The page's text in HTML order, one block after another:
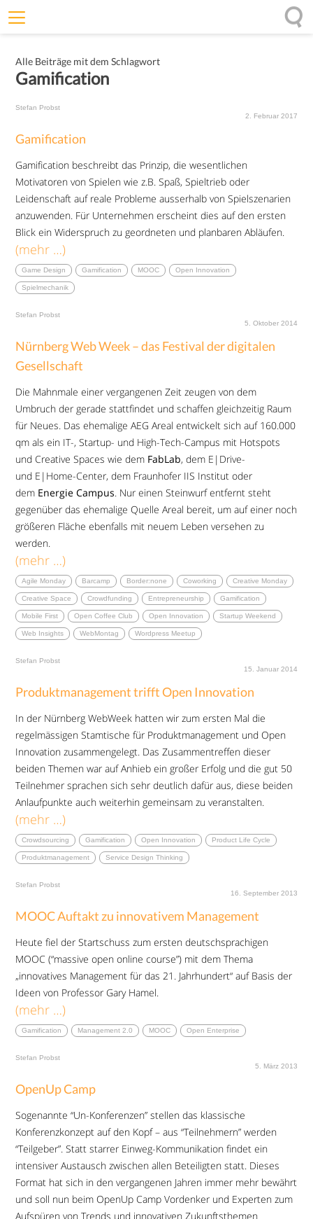
Offenheit
Impulse
Alle Beiträge mit dem Schlagwort
Gamification
Stefan Probst
2. Februar 2017
Gamification
Gamification beschreibt das Prinzip, die wesentlichen
Motivatoren von Spielen wie z.B. Spaß, Spieltrieb oder
Leidenschaft auf reale Probleme ausserhalb von Spielszenarien
anzuwenden. Für Unternehmen erscheint dies auf den ersten
Blick ein Widerspruch zu geordneten und planbaren Abläufen.
(mehr …)
Game Design Gamification MOOC Open Innovation
Spielmechanik
Stefan Probst
5. Oktober 2014
Nürnberg Web Week – das Festival der digitalen
Gesellschaft
Die Mahnmale einer vergangenen Zeit zeugen von dem
Umbruch der gerade stattfindet und schaffen gleichzeitig Raum
für Neues. Das ehemalige AEG Areal entwickelt sich auf 160.000
qm als ein IT-, Startup- und High-Tech-Campus mit Hotspots
und Creative Spaces wie dem FabLab, dem E|Drive-
und E|Home-Center, dem Fraunhofer IIS Institut oder
dem Energie Campus. Nur einen Steinwurf entfernt steht
gegenüber das ehemalige Quelle Areal bereit, um auf einer noch
größeren Fläche ebenfalls mit neuem Leben versehen zu
werden.
(mehr …)
Agile Monday Barcamp Border:none Coworking Creative Monday
Creative Space Crowdfunding Entrepreneurship Gamification
Mobile First Open Coffee Club Open Innovation Startup Weekend
Web Insights WebMontag Wordpress Meetup
Stefan Probst
15. Januar 2014
Produktmanagement trifft Open Innovation
In der Nürnberg WebWeek hatten wir zum ersten Mal die
regelmässigen Stamtische für Produktmanagement und Open
Innovation zusammengelegt. Das Zusammentreffen dieser
beiden Themen war auf Anhieb ein großer Erfolg und die gut 50
Teilnehmer sprachen sich sehr deutlich dafür aus, diese beiden
Anlaufpunkte auch weiterhin gemeinsam zu veranstalten.
(mehr …)
Crowdsourcing Gamification Open Innovation Product Life Cycle
Produktmanagement Service Design Thinking
Stefan Probst
16. September 2013
MOOC Auftakt zu innovativem Management
Heute fiel der Startschuss zum ersten deutschsprachigen
MOOC (“massive open online course”) mit dem Thema
„innovatives Management für das 21. Jahrhundert“ auf Basis der
Ideen von Professor Gary Hamel.
(mehr …)
Gamification Management 2.0 MOOC Open Enterprise
Stefan Probst
5. März 2013
OpenUp Camp
Sogenannte “Un-Konferenzen” stellen das klassische
Konferenzkonzept auf den Kopf – aus “Teilnehmern” werden
“Teilgeber”. Statt starrer Einweg-Kommunikation findet ein
intensiver Austausch zwischen allen Beteiligten statt. Dieses
Format hat sich in den vergangenen Jahren immer mehr bewährt
und soll nun beim OpenUp Camp Vordenker und Experten zum
Aufspüren von Trends und innovativen Zukunftsthemen